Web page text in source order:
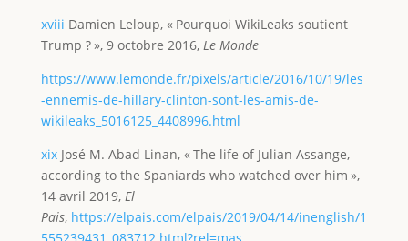
xviii Damien Leloup, « Pourquoi WikiLeaks soutient
Trump ? », 9 octobre 2016, Le Monde
https://www.lemonde.fr/pixels/article/2016/10/19/les
-ennemis-de-hillary-clinton-sont-les-amis-de-
wikileaks_5016125_4408996.html
xix José M. Abad Linan, « The life of Julian Assange,
according to the Spaniards who watched over him »,
14 avril 2019, El
Pais, https://elpais.com/elpais/2019/04/14/inenglish/1